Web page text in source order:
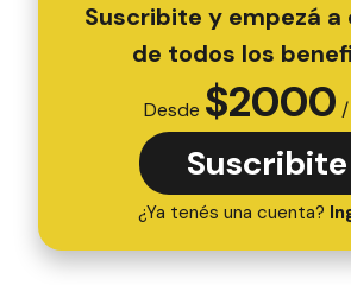
Suscribite y empezá
de todos los
Desde $2000
Suscribite
¿Ya tenés una cuenta?